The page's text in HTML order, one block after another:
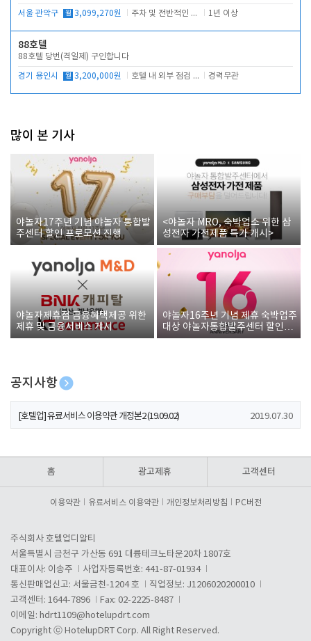
서울 관악구 월 3,099,270원 주차 및 전반적인 당번업무 1년 이상
88호텔
88호텔 당번(격일제) 구인합니다
경기 용인시 월 3,200,000원 호텔 내 외부 점검 및 프런트 운영 경력무관
많이 본 기사
야놀자17주년 기념 야놀자 통합발
주센터 할인 프로모션 진행
<야놀자 MRO, 숙박업소 위한 삼
성전자 가전제품 특가 개시>
야놀자제휴점 금융혜택제공 위한
제휴 및 금융서비스 게시
야놀자16주년 기념 제휴 숙박업주
대상 야놀자통합발주센터 할인쿠
폰 증정
공지사항
[호텔업] 개인정보 처리방침 개정본1 (19.09.02)
[호텔업] 유료서비스 이용약관 개정본2 (19.09.02) 2019.07.30
홈 광고제휴 고객센터
이용약관 유료서비스 이용약관 개인정보처리방침 PC버전
주식회사 호텔업디알티
서울특별시 금천구 가산동 691 대륭테크노타운20차 1807호
대표이사: 이송주
사업자등록번호: 441-87-01934
통신판매업신고: 서울금천-1204 호
직업정보: J1206020200010
고객센터: 1644-7896
Fax: 02-2225-8487
이메일: hdrt1109@hotelupdrt.com
Copyright ⓒ HotelupDRT Corp. All Right Reserved.